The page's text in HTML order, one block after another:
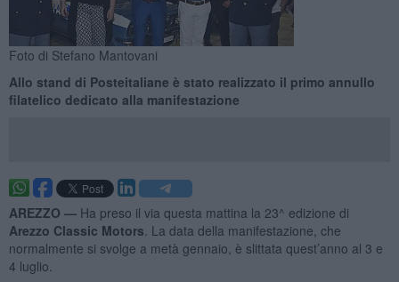
Foto di Stefano Mantovani
Allo stand di Posteitaliane è stato realizzato il primo annullo
filatelico dedicato alla manifestazione
AREZZO — Ha preso il via questa mattina la 23^ edizione di
Arezzo Classic Motors . La data della manifestazione, che
normalmente si svolge a metà gennaio, è slittata quest’anno al 3 e
4 luglio.